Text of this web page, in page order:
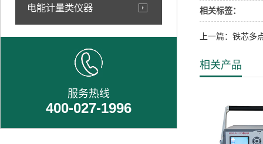
电能计量类仪器
服务热线
400-027-1996
相关标签：
上一篇：铁芯多
相关产品